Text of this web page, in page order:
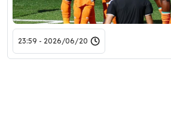
2026/06/20 - 23:59